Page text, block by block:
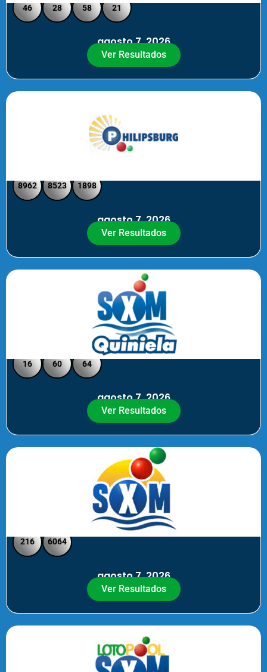
46 28 58 21
agosto 7, 2026
Ver Resultados
8962 8523 1898
agosto 7, 2026
Ver Resultados
Quiniela SXM - Noche
16 60 64
agosto 7, 2026
Ver Resultados
SXM Noche - Pick 3 Pick 4
216 6064
agosto 7, 2026
Ver Resultados